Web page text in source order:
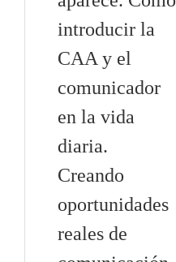
introducir la
CAA y el
comunicador
en la vida
diaria.
Creando
oportunidades
reales de